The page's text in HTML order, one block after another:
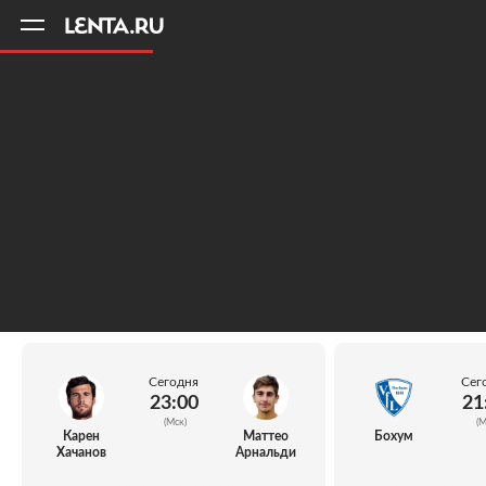
Карен
Хачанов
Сегодня
23:00
(Мск)
Маттео
Арнальди
Бохум